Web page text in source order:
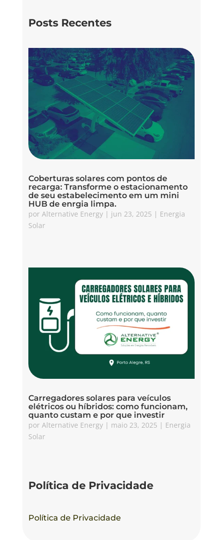
Posts Recentes
Coberturas solares com pontos de
recarga: Transforme o estacionamento
de seu estabelecimento em um mini
HUB de enrgia limpa.
por Alternative Energy| jun 23, 2025 | Energia
Solar
Carregadores solares para veículos
elétricos ou híbridos: como funcionam,
quanto custam e por que investir
por Alternative Energy| maio 23, 2025 | Energia
Solar
Política de Privacidade
Política de Privacidade